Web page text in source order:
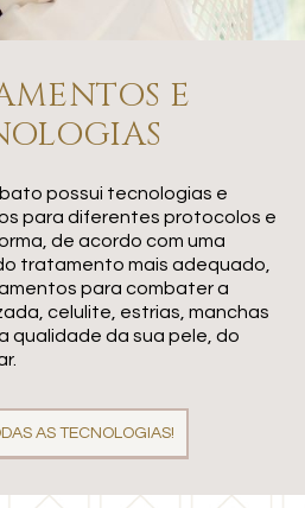
E
possui tecnologias e
para diferentes protocolos e
de acordo com uma
tratamento mais adequado,
para combater a
celulite, estrias, manchas
qualidade da sua pele, do
AS TECNOLOGIAS!